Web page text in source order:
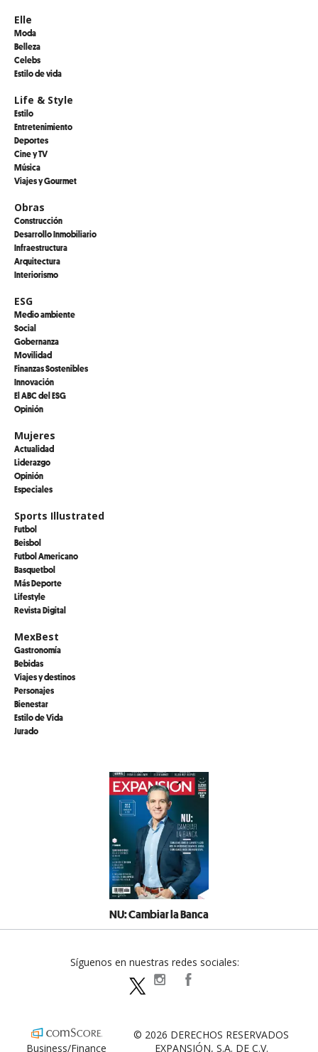
Elle
Moda
Belleza
Celebs
Estilo de vida
Life & Style
Estilo
Entretenimiento
Deportes
Cine y TV
Música
Viajes y Gourmet
Obras
Construcción
Desarrollo Inmobiliario
Infraestructura
Arquitectura
Interiorismo
ESG
Medio ambiente
Social
Gobernanza
Movilidad
Finanzas Sostenibles
Innovación
El ABC del ESG
Opinión
Mujeres
Actualidad
Liderazgo
Opinión
Especiales
Sports Illustrated
Futbol
Beisbol
Futbol Americano
Basquetbol
Más Deporte
Lifestyle
Revista Digital
MexBest
Gastronomía
Bebidas
Viajes y destinos
Personajes
Bienestar
Estilo de Vida
Jurado
NU: Cambiar la Banca
Síguenos en nuestras redes sociales:
expansionpolitica
Business/Finance
© 2026 DERECHOS RESERVADOS
EXPANSIÓN, S.A. DE C.V.